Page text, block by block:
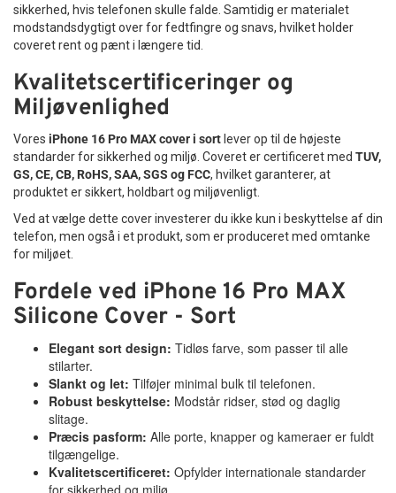
sikkerhed, hvis telefonen skulle falde. Samtidig er materialet
modstandsdygtigt over for fedtfingre og snavs, hvilket holder
coveret rent og pænt i længere tid.
Kvalitetscertificeringer og
Miljøvenlighed
Vores iPhone 16 Pro MAX cover i sort lever op til de højeste
standarder for sikkerhed og miljø. Coveret er certificeret med TUV,
GS, CE, CB, RoHS, SAA, SGS og FCC, hvilket garanterer, at
produktet er sikkert, holdbart og miljøvenligt.
Ved at vælge dette cover investerer du ikke kun i beskyttelse af din
telefon, men også i et produkt, som er produceret med omtanke
for miljøet.
Fordele ved iPhone 16 Pro MAX
Silicone Cover - Sort
Elegant sort design: Tidløs farve, som passer til alle
stilarter.
Slankt og let: Tilføjer minimal bulk til telefonen.
Robust beskyttelse: Modstår ridser, stød og daglig
slitage.
Præcis pasform: Alle porte, knapper og kameraer er fuldt
tilgængelige.
Kvalitetscertificeret: Opfylder internationale standarder
for sikkerhed og miljø.